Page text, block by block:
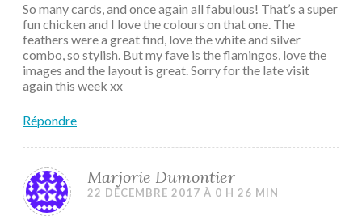
So many cards, and once again all fabulous! That’s a super
fun chicken and I love the colours on that one. The
feathers were a great find, love the white and silver
combo, so stylish. But my fave is the flamingos, love the
images and the layout is great. Sorry for the late visit
again this week xx
Répondre
Marjorie Dumontier
22 DÉCEMBRE 2017 À 0 H 26 MIN